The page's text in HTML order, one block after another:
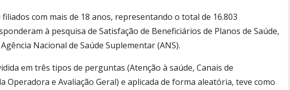
filiados com mais de 18 anos, representando o total de 16.803
à pesquisa de Satisfação de Beneficiários de Planos de Saúde,
Nacional de Saúde Suplementar (ANS).
em três tipos de perguntas (Atenção à saúde, Canais de
Operadora e Avaliação Geral) e aplicada de forma aleatória, teve como